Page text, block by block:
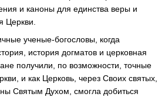
и каноны для единства веры и
Церкви.
ученые-богословы, когда
история догматов и церковная
получили, по возможности, точные
и как Церковь, через Своих святых,
Святым Духом, смогла добиться